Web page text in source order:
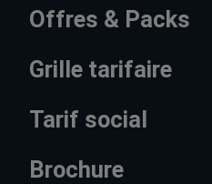
Offres & Packs
Grille tarifaire
Tarif social
Brochure